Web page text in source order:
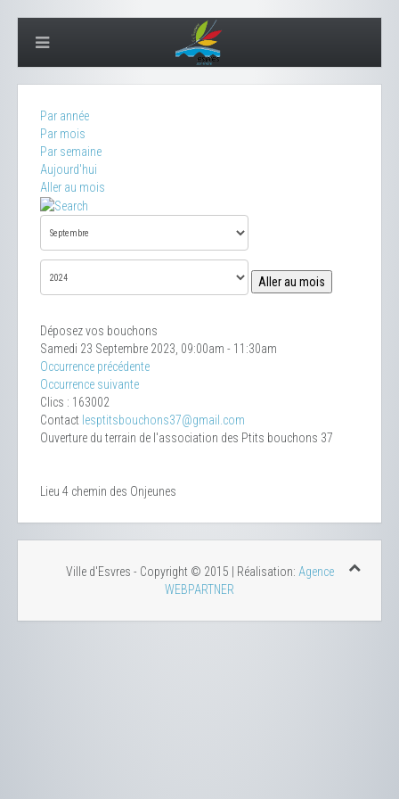
Par année
Par mois
Par semaine
Aujourd'hui
Aller au mois
Aller au mois
Déposez vos bouchons
Samedi 23 Septembre 2023, 09:00am - 11:30am
Occurrence précédente
Occurrence suivante
Clics : 163002
Contact lesptitsbouchons37@gmail.com
Ouverture du terrain de l'association des Ptits bouchons 37
Lieu 4 chemin des Onjeunes
Ville d'Esvres - Copyright © 2015 | Réalisation: Agence
WEBPARTNER